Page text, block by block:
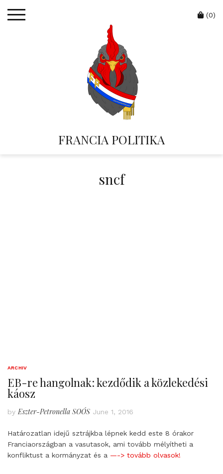
FRANCIA POLITIKA
Cart
(0)
sncf
ARCHIV
EB-re hangolnak: kezdődik a közlekedési
káosz
by Eszter-Petronella SOÓS June 1, 2016
Határozatlan idejű sztrájkba lépnek kedd este 8 órakor
Franciaországban a vasutasok, ami tovább mélyítheti a
konfliktust a kormányzat és a —-> tovább olvasok!